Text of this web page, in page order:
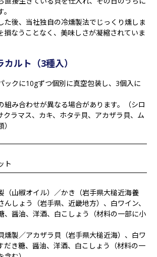
た後、当社独自の冷燻製法でじっくり燻しま
損なうことなく、美味しさが凝縮されていま
ルト（3種入）
ックに10gずつ個別に真空包装し、3個入に
組み合わせが異なる場合があります。（シロ
クラマス、カキ、ホタテ貝、アカザラ貝、ム
ト
山椒オイル）／かき（岩手県大槌近海養
んしょう（岩手県、近畿地方）、白ワイン、
、醤油、洋酒、白こしょう（材料の一部に小
製／アカザラ貝（岩手県大槌近海）、白ワ
だき糖、醤油、洋酒、白こしょう（材料の一